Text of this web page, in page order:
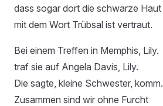
dass sogar dort die schwarze Haut
mit dem Wort Trübsal ist vertraut.
Bei einem Treffen in Memphis, Lily.
traf sie auf Angela Davis, Lily.
Die sagte, kleine Schwester, komm.
Zusammen sind wir ohne Furcht